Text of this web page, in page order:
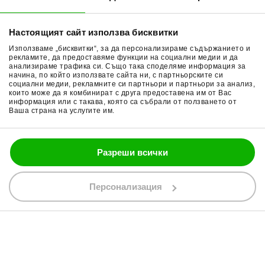
Настоящият сайт използва бисквитки
Използваме „бисквитки“, за да персонализираме съдържанието и
рекламите, да предоставяме функции на социални медии и да
анализираме трафика си. Също така споделяме информация за
начина, по който използвате сайта ни, с партньорските си
социални медии, рекламните си партньори и партньори за анализ,
които може да я комбинират с друга предоставена им от Вас
информация или с такава, която са събрали от ползването от
Ваша страна на услугите им.
Разреши всички
Персонализация
Начини плащане
Връщане на стока
Общи условия
Поверителност
Политика за бисквитки
Гуми за мотор
Очила за мотор
Раници за мотор
Ръкавици за мотор
Части за мотор
088 200 7002
shop@bobimx.com